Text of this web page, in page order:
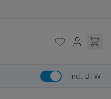
incl. BTW